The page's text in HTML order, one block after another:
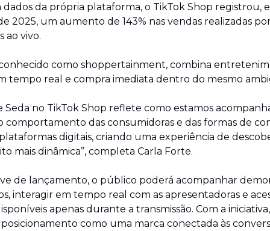
da própria plataforma, o TikTok Shop registrou,
2025, um aumento de 143% nas vendas realizadas
ao vivo.
como shoppertainment, combina
tempo real e compra imediata dentro do mesmo
Seda no TikTok Shop reflete como estamos
comportamento das consumidoras e das formas de
digitais, criando uma experiência de
mais dinâmica”, completa Carla Forte.
de lançamento, o público poderá acompanhar
interagir em tempo real com as apresentadoras e
apenas durante a transmissão. Com a
como uma marca conectada às